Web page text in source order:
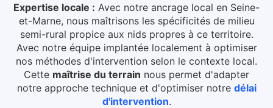
Expertise locale : Avec notre ancrage local en Seine-
et-Marne, nous maîtrisons les spécificités de milieu
semi-rural propice aux nids propres à ce territoire.
Avec notre équipe implantée localement à optimiser
nos méthodes d'intervention selon le contexte local.
Cette maîtrise du terrain nous permet d'adapter
notre approche technique et d'optimiser notre délai
d'intervention.